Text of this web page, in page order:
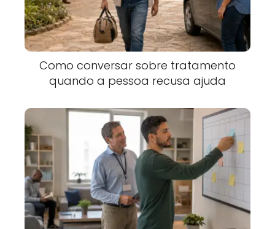
Como conversar sobre tratamento
quando a pessoa recusa ajuda